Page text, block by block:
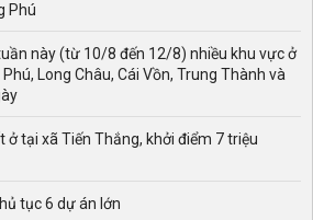
Phú
này (từ 10/8 đến 12/8) nhiều khu vực ở
Long Châu, Cái Vồn, Trung Thành và
ở tại xã Tiến Thắng, khởi điểm 7 triệu
tục 6 dự án lớn